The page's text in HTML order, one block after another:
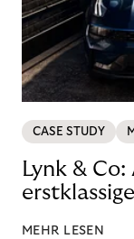
CASE STUDY
Lynk &
MEHR LESEN